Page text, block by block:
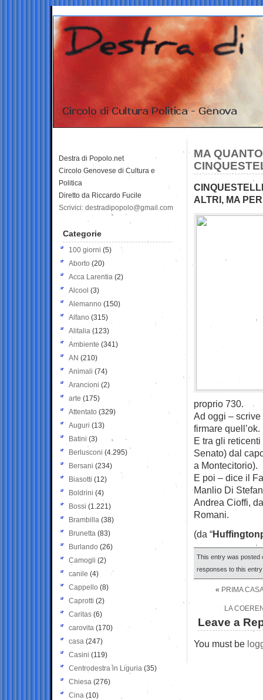
MA
ALTRI, MA
proprio 730.
Ad oggi –
firmare quell’ok.
E tra gli
Senato) dal
a Montecitorio).
E poi – dice il
Manlio Di
Andrea Cioffi,
Romani.
(da “
This entry was posted
responses to this
« PRIMA
LA
Leave a
You must be
Destra di Popolo.net
Circolo Genovese di Cultura e
Politica
Diretto da Riccardo Fucile
Scrivici: destradipopolo@gmail.com
Categorie
100 giorni (5)
Aborto (20)
Acca Larentia (2)
Alcool (3)
Alemanno (150)
Alfano (315)
Alitalia (123)
Ambiente (341)
AN (210)
Animali (74)
Arancioni (2)
arte (175)
Attentato (329)
Auguri (13)
Batini (3)
Berlusconi (4.295)
Bersani (234)
Biasotti (12)
Boldrini (4)
Bossi (1.221)
Brambilla (38)
Brunetta (83)
Burlando (26)
Camogli (2)
canile (4)
Cappello (8)
Caprotti (2)
Caritas (6)
carovita (170)
casa (247)
Casini (119)
Centrodestra in Liguria (35)
Chiesa (276)
Cina (10)